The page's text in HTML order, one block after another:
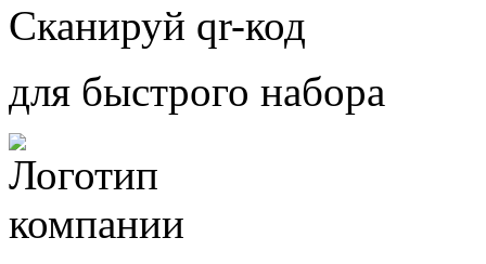
Сканируй qr-код
для быстрого набора